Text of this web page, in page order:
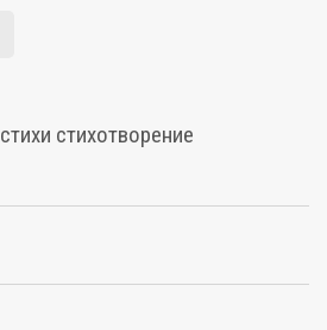
стихи стихотворение